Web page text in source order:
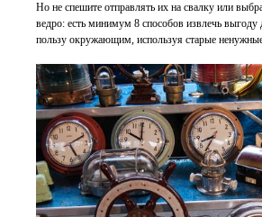
Но не спешите отправлять их на свалку или
ведро: есть минимум 8 способов извлечь выгоду
пользу окружающим, используя старые